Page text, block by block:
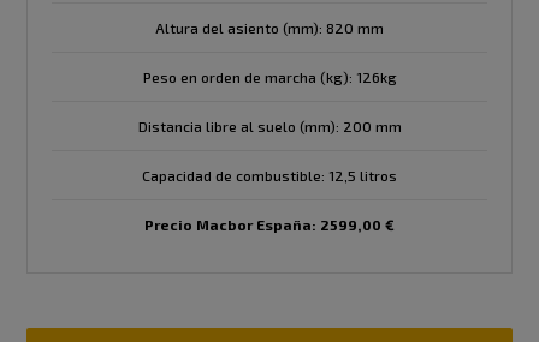
Altura del asiento (mm): 820 mm
Peso en orden de marcha (kg): 126kg
Distancia libre al suelo (mm): 200 mm
Capacidad de combustible: 12,5 litros
Precio Macbor España: 2599,00 €